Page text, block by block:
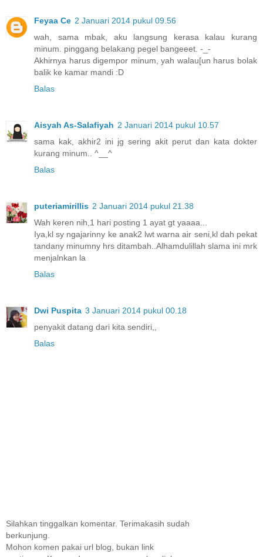
Feyaa Ce 2 Januari 2014 pukul 09.56
wah, sama mbak, aku langsung kerasa kalau kurang
minum. pinggang belakang pegel bangeeet. -_-
Akhirnya harus digempor minum, yah walau[un harus bolak
balik ke kamar mandi :D
Balas
Aisyah As-Salafiyah 2 Januari 2014 pukul 10.57
sama kak, akhir2 ini jg sering akit perut dan kata dokter
kurang minum.. ^__^
Balas
puteriamirillis 2 Januari 2014 pukul 21.38
Wah keren nih,1 hari posting 1 ayat gt yaaaa...
Iya,kl sy ngajarinny ke anak2 lwt warna air seni,kl dah pekat
tandany minumny hrs ditambah..Alhamdulillah slama ini mrk
menjalnkan la
Balas
Dwi Puspita 3 Januari 2014 pukul 00.18
penyakit datang dari kita sendiri,,
Balas
Silahkan tinggalkan komentar. Terimakasih sudah
berkunjung.
Mohon komen pakai url blog, bukan link